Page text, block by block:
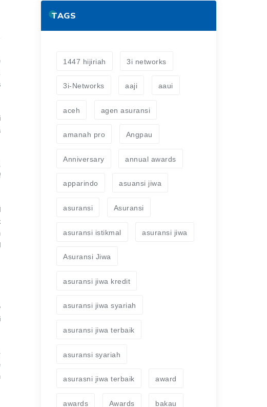
TAGS
1447 hijiriah 3i networks
3i-Networks aaji aaui
aceh agen asuransi
amanah pro Angpau
Anniversary annual awards
apparindo asuansi jiwa
asuransi Asuransi
asuransi istikmal asuransi jiwa
Asuransi Jiwa
asuransi jiwa kredit
asuransi jiwa syariah
asuransi jiwa terbaik
asuransi syariah
asurasni jiwa terbaik award
awards Awards bakau